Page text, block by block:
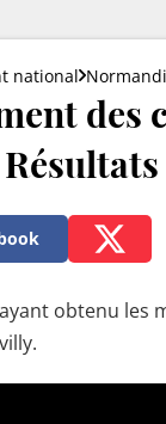
national
des
obtenu les